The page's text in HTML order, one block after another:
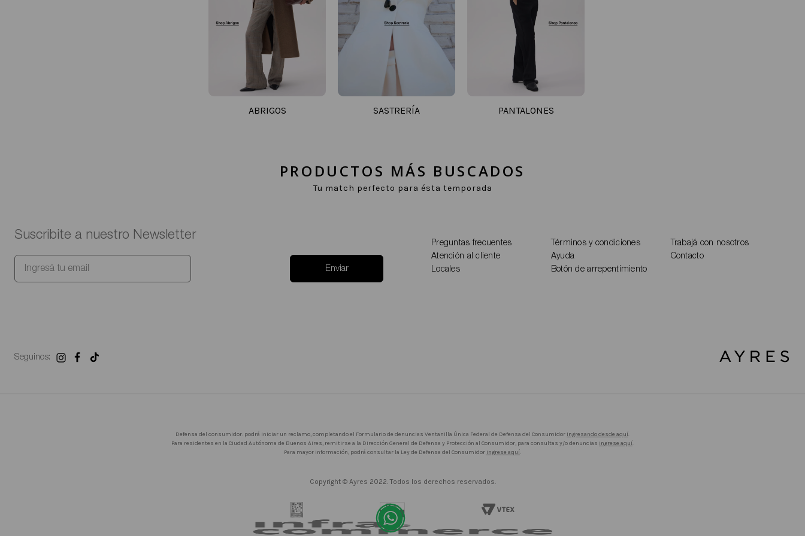
ABRIGOS SASTRERÍA PANTALONES
PRODUCTOS MÁS BUSCADOS
Tu match perfecto para ésta temporada
Suscribite a nuestro Newsletter
Enviar
Preguntas frecuentes Términos y condiciones
Trabajá con nosotros
Atención al cliente
Ayuda
Contacto
Locales
Botón de arrepentimiento
Seguinos:
Defensa del consumidor: podrá iniciar un reclamo, completando el Formulario de denuncias Ventanilla Única Federal de Defensa del Consumidor ingresando desde aquí.
Para residentes en la Ciudad Autónoma de Buenos Aires, remitirse a la Dirección General de Defensa y Protección al Consumidor, para consultas y/o denuncias ingrese aquí.
Para mayor información, podrá consultar la Ley de Defensa del Consumidor ingrese aquí.
Copyright © Ayres 2022. Todos los derechos reservados.